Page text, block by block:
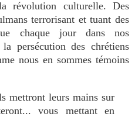
révolution culturelle. Des
terrorisant et tuant des
chaque jour dans nos
persécution des chrétiens
nous en sommes témoins
mettront leurs mains sur
vous mettant en